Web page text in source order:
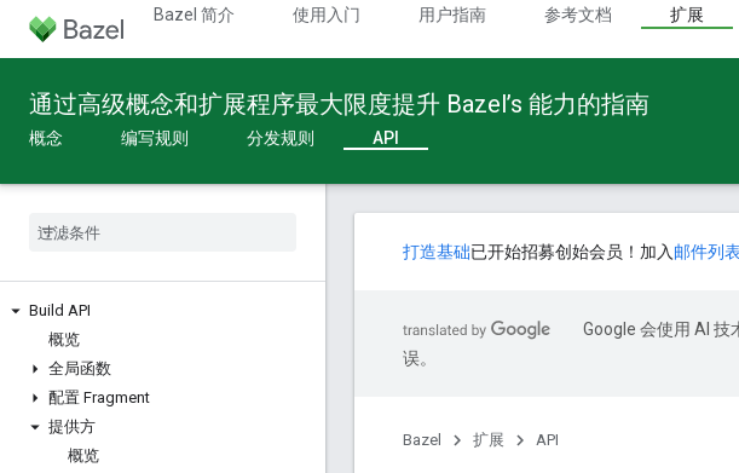
Bazel 简介 使用入门 用户指南 参考文档 扩展
通过高级概念和扩展程序最大限度提升 Bazel’s 能力的指南
概念 编写规则 分发规则 API
Build API
概览
全局函数
配置 Fragment
提供方
概览
打造基础已开始招募创始会员！加入 邮件列表
Google 会使用 AI
误。
Bazel 扩展 API